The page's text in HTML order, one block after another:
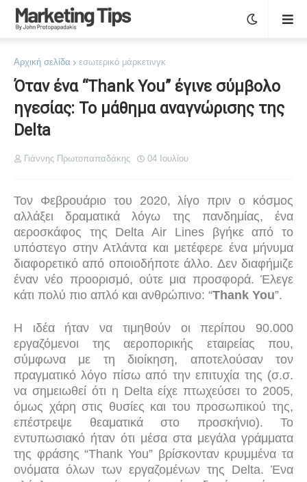
Αρχική σελίδα εσωτερικό μάρκετινγκ
Όταν ένα “Thank You” έγινε σύμβολο
ηγεσίας: Το μάθημα αναγνώρισης της
Delta
Γιάννης Πρωτοπαπαδάκης 04 Ιουλίου
Τον Φεβρουάριο του 2020, λίγο πριν ο κόσμος
αλλάξει δραματικά λόγω της πανδημίας, ένα
αεροσκάφος της Delta Air Lines βγήκε από το
υπόστεγο στην Ατλάντα και μετέφερε ένα μήνυμα
διαφορετικό από οποιοδήποτε άλλο. Δεν διαφήμιζε
έναν νέο προορισμό, ούτε μια προσφορά. Έλεγε
κάτι πολύ πιο απλό και ανθρώπινο: “Thank You”.
Η ιδέα ήταν να τιμηθούν οι περίπου 90.000
εργαζόμενοι της αεροπορικής εταιρείας που,
σύμφωνα με τη διοίκηση, αποτελούσαν τον
πραγματικό λόγο πίσω από την επιτυχία της (σ.σ.
να σημειωθεί ότι η Delta είχε πτωχεύσει το 2005,
όμως χάρη στις θυσίες και του προσωπικού της,
επέστρεψε θεαματικά στο προσκήνιο). Το
εντυπωσιακό ήταν ότι μέσα στα μεγάλα γράμματα
της φράσης “Thank You” βρίσκονταν κρυμμένα τα
ονόματα όλων των εργαζομένων της Delta. Ένα